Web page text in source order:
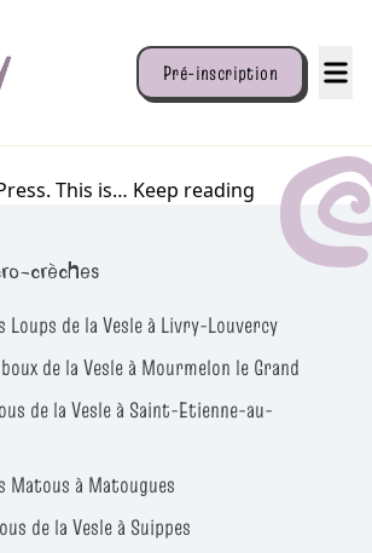
Pré-inscription
This is… Keep reading
crèches
Loups de la Vesle à Livry-Louvercy
de la Vesle à Mourmelon le Grand
de la Vesle à Saint-Etienne-au-
Matous à Matougues
de la Vesle à Suippes